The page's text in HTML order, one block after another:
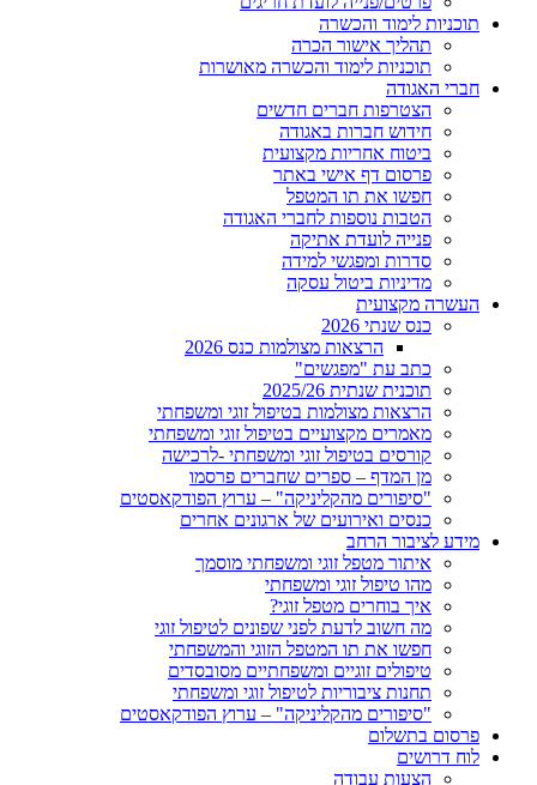
תוכניות לימוד והכשרה
תהליך אישור הכרה
תוכניות לימוד והכשרה מאושרות
חברי האגודה
הצטרפות חברים חדשים
חידוש חברות באגודה
ביטוח אחריות מקצועית
פרסום דף אישי באתר
חפשו את תו המטפל
הטבות נוספות לחברי האגודה
פנייה לועדת אתיקה
סדרות ומפגשי למידה
מדיניות ביטול עסקה
העשרה מקצועית
כנס שנתי 2026
הרצאות מצולמות כנס 2026
כתב עת "מפגשים"
תוכנית שנתית 2025/26
הרצאות מצולמות בטיפול זוגי ומשפחתי
מאמרים מקצועיים בטיפול זוגי ומשפחתי
קורסים בטיפול זוגי ומשפחתי -לרכישה
מן המדף – ספרים שחברים פרסמו
"סיפורים מהקליניקה" – ערוץ הפודקאסטים
כנסים ואירועים של ארגונים אחרים
מידע לציבור הרחב
איתור מטפל זוגי ומשפחתי מוסמך
מהו טיפול זוגי ומשפחתי
איך בוחרים מטפל זוגי?
מה חשוב לדעת לפני שפונים לטיפול זוגי
חפשו את תו המטפל הזוגי והמשפחתי
טיפולים זוגיים ומשפחתיים מסובסדים
תחנות ציבוריות לטיפול זוגי ומשפחתי
"סיפורים מהקליניקה" – ערוץ הפודקאסטים
פרסום בתשלום
לוח דרושים
הצעות עבודה